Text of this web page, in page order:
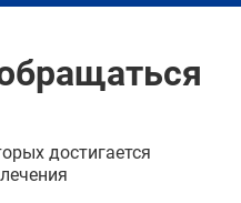
достигается